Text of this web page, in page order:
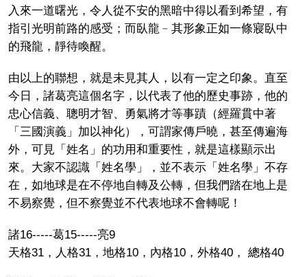
入來一道曙光，令人從不安的黑暗中得以看到希望，有
指引光明前路的感受；而臥龍﹣其形象正如一條寢臥中
的飛龍，靜待喚醒。
由以上的聯想，就是未見其人，以有一定之印象。直至
今日，諸葛亮這個名字，以代表了他的歷史事跡，他的
忠心信義、聰明才智、勇氣將才等事蹟（經羅貫中著
「三國演義」加以神化），可謂家傳戶曉，甚至傳遍海
外，可見「姓名」的功用和重要性，就是這樣顯示出
來。大家不認識「姓名學」，並不表示「姓名學」不存
在，如地球是在不停地自轉及公轉，但我們踏在地上是
不易察覺，但不察覺並不代表地球不會轉呢！
諸16-----葛15-----亮9
天格31，人格31，地格10，內格10，外格40， 總格40